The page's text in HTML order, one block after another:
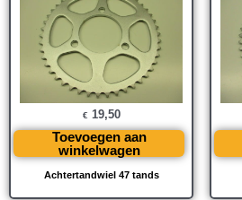
Achtertandwiel 47 tands
€ 19,50
Toevoegen aan
winkelwagen